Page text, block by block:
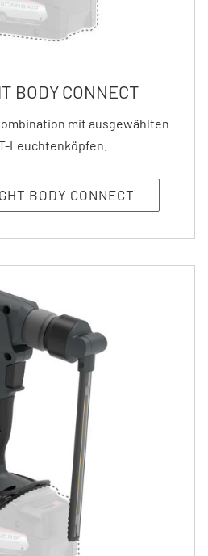
BODY CONNECT
mit ausgewählten
Leuchtenköpfen.
BODY CONNECT